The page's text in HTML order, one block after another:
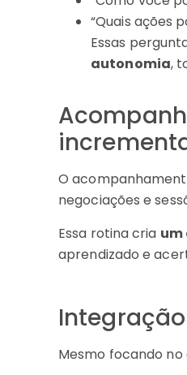
“Quais ações
Essas
autonomia,
O
negociações e
Essa rotina cria um
aprendizado e
Mesmo focando